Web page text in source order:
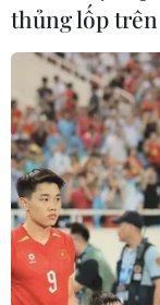
xâm hại tình
04/11/2016 02:34
Một giáo viên
"bệnh hoạn" là
hiện đã đặt vé
đồ đen tối.
thủng lốp